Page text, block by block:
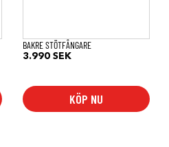
BAKRE STÖTFÅNGARE
3.990SEK
KÖP NU